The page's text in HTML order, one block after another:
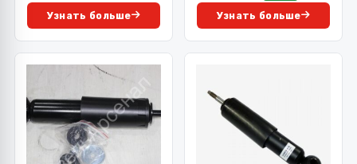
Узнать больше
Узнать больше